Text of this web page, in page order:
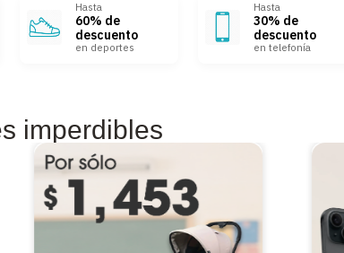
Hasta
60% de
descuento
en deportes
Hasta
30% de
descuento
en telefonía
imperdibles